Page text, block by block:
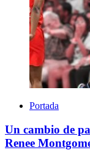
Portada
Un cambio de
Renee